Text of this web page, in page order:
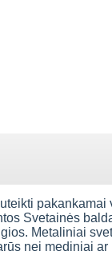
Svetainės
Metaliniai
nei mediniai